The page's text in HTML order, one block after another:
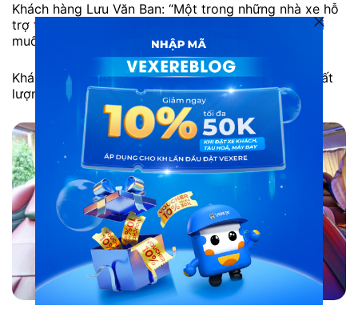
Khách hàng Lưu Văn Ban: “Một trong những nhà xe hỗ
trợ tuyến Đồng Nai – Cà Mau mà mình tin tưởng khi
muốn mua vé.”
Khách hàng Yến: “Xe Phước Thành – Thanh Tuấn chất
lượng tốt, nhân viên ok”